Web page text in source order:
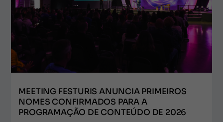
MEETING FESTURIS ANUNCIA PRIMEIROS
NOMES CONFIRMADOS PARA A
PROGRAMAÇÃO DE CONTEÚDO DE 2026